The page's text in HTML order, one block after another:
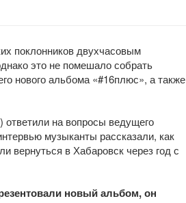
поклонников двухчасовым
это не помешало собрать
нового альбома «#16плюс», а также
на вопросы ведущего
музыканты рассказали, как
вернуться в Хабаровск через год с
новый альбом, он